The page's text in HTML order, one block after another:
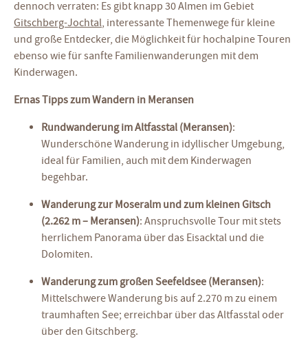
dennoch verraten: Es gibt knapp 30 Almen im Gebiet
Gitschberg-Jochtal, interessante Themenwege für kleine
und große Entdecker, die Möglichkeit für hochalpine Touren
ebenso wie für sanfte Familienwanderungen mit dem
Kinderwagen.
Ernas Tipps zum Wandern in Meransen
Rundwanderung im Altfasstal (Meransen):
Wunderschöne Wanderung in idyllischer Umgebung,
ideal für Familien, auch mit dem Kinderwagen
begehbar.
Wanderung zur Moseralm und zum kleinen Gitsch
(2.262 m – Meransen): Anspruchsvolle Tour mit stets
herrlichem Panorama über das Eisacktal und die
Dolomiten.
Wanderung zum großen Seefeldsee (Meransen):
Mittelschwere Wanderung bis auf 2.270 m zu einem
traumhaften See; erreichbar über das Altfasstal oder
über den Gitschberg.